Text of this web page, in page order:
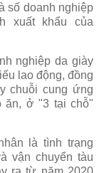
số doanh nghiệp
xuất khẩu của
nghiệp da giày
lao động, đồng
chuỗi cung ứng
ăn, ở "3 tại chỗ"
là tình trạng
vận chuyển tàu